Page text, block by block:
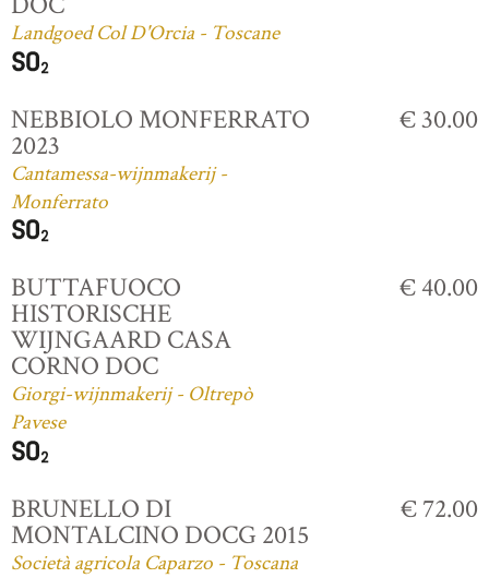
Landgoed Col D'Orcia - Toscane
NEBBIOLO MONFERRATO
2023
Cantamessa-wijnmakerij -
Monferrato
€ 30.00
BUTTAFUOCO
HISTORISCHE
WIJNGAARD CASA
CORNO DOC
Giorgi-wijnmakerij - Oltrepò
Pavese
€ 40.00
BRUNELLO DI
MONTALCINO DOCG 2015
Società agricola Caparzo - Toscana
€ 72.00